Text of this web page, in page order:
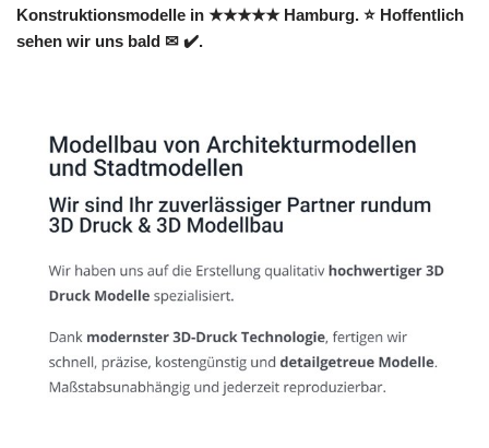
Konstruktionsmodelle in ★★★★★ Hamburg. ⭐ Hoffentlich
sehen wir uns bald ✉ ✔️.